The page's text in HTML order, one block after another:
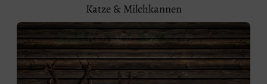
Katze & Milchkannen